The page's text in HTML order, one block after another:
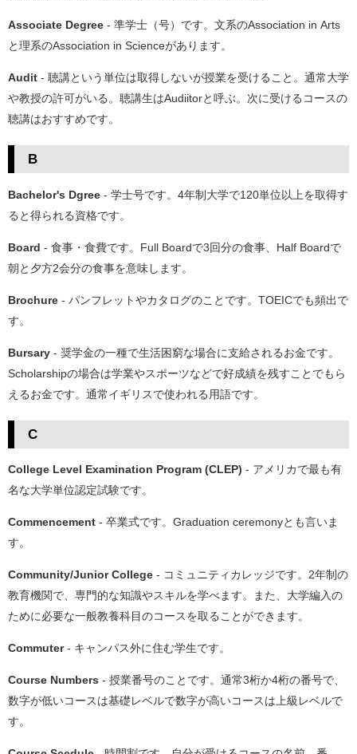
Associate Degree - 準学士（号）です。文系のAssociation in Arts
と理系のAssociation in Scienceがあります。
Audit - 聴講という単位は取得しないが授業を受けること。通常大学
や教授の許可がいる。聴講生はAudiitorと呼ぶ。次に受けるコースの
聴講はおすすめです。
B
Bachelor's Dgree - 学士号です。4年制大学で120単位以上を取得す
ると得られる資格です。
Board - 食事・食費です。Full Boardで3回分の食事、Half Boardで
朝と夕方2会分の食事を意味します。
Brochure - パンフレットやカタログのことです。TOEICでも頻出で
す。
Bursary - 奨学金の一種で生活困窮な場合に支給されるお金です。
Scholarshipの場合は学業やスポーツなどで好成績を残すことでもら
えるお金です。通常イギリスで使われる用語です。
C
College Level Examination Program (CLEP) - アメリカで最も有
名な大学単位認定試験です。
Commencement - 卒業式です。Graduation ceremonyとも言いま
す。
Community/Junior College - コミュニティカレッジです。2年制の
教育機関で、専門的な知識やスキルを学べます。また、大学編入の
ために必要な一般教養科目のコースを取ることができます。
Commuter- キャンパス外に住む学生です。
Course Numbers - 授業番号のことです。通常3桁か4桁の番号で、
数字が低いコースは基礎レベルで数字が高いコースは上級レベルで
す。